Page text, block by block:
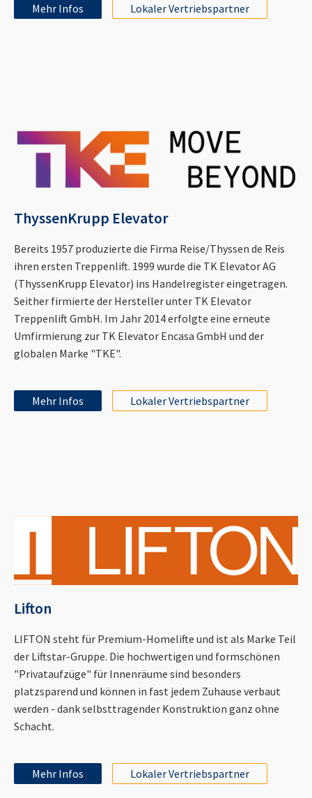
Mehr Infos Lokaler Vertriebspartner
ThyssenKrupp Elevator
Bereits 1957 produzierte die Firma Reise/Thyssen de Reis
ihren ersten Treppenlift. 1999 wurde die TK Elevator AG
(ThyssenKrupp Elevator) ins Handelregister eingetragen.
Seither firmierte der Hersteller unter TK Elevator
Treppenlift GmbH. Im Jahr 2014 erfolgte eine erneute
Umfirmierung zur TK Elevator Encasa GmbH und der
globalen Marke "TKE".
Mehr Infos Lokaler Vertriebspartner
Lifton
LIFTON steht für Premium-Homelifte und ist als Marke Teil
der Liftstar-Gruppe. Die hochwertigen und formschönen
"Privataufzüge" für Innenräume sind besonders
platzsparend und können in fast jedem Zuhause verbaut
werden - dank selbsttragender Konstruktion ganz ohne
Schacht.
Mehr Infos Lokaler Vertriebspartner